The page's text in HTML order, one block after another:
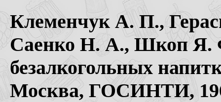
Клеменчук А. П.,
Саенко Н. A., Шкоп Я.
безалкогольных
Москва, ГОСИНТИ,